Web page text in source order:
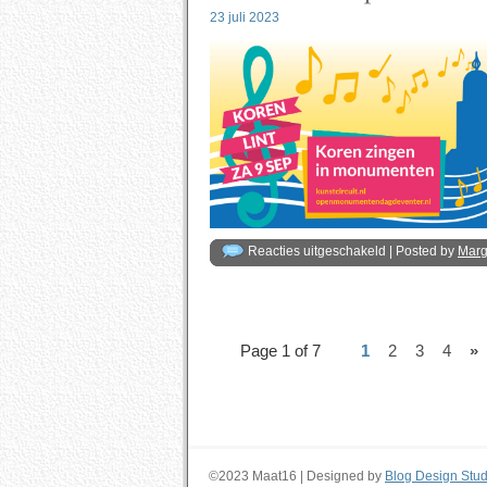
23 juli 2023
Reacties uitgeschakeld voor
Korenlint
| Posted by
Page 1 of 7 1 2 3 4 »
©2023 Maat16 | Designed by Blog Design